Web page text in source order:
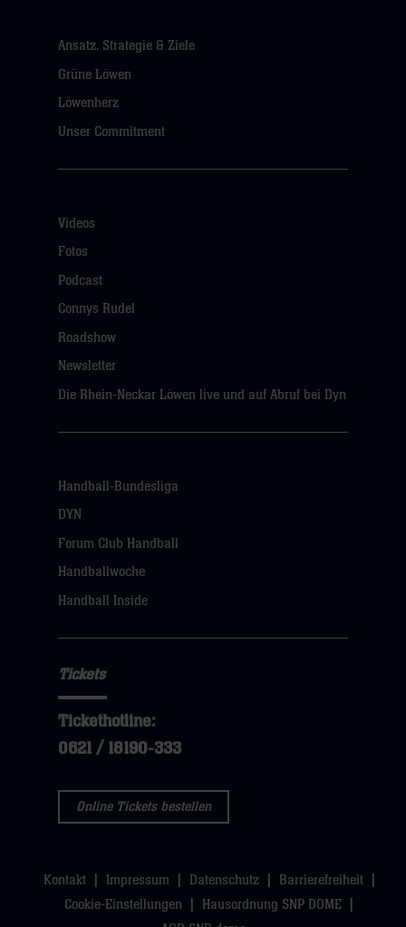
Ansatz, Strategie & Ziele
Grüne Löwen
Löwenherz
Unser Commitment
Videos
Fotos
Podcast
Connys Rudel
Roadshow
Newsletter
Die Rhein-Neckar Löwen live und auf Abruf bei Dyn
Handball-Bundesliga
DYN
Forum Club Handball
Handballwoche
Handball Inside
Tickets
Tickethotline:
0621 / 18190-333
Online Tickets bestellen
Kontakt Impressum Datenschutz
Barrierefreiheit
Cookie-Einstellungen
Hausordnung SNP DOME